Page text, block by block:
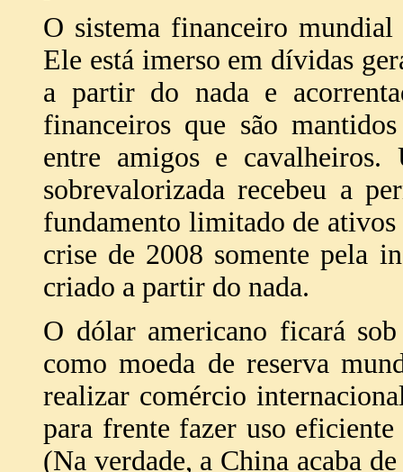
O sistema financeiro
Ele está imerso em dívidas
a partir do nada e
financeiros que são
entre amigos e cavalheiros.
sobrevalorizada recebeu a
fundamento limitado de
crise de 2008 somente pela
criado a partir do nada.
O dólar americano ficará sob
como moeda de reserva
realizar comércio
para frente fazer uso
(Na verdade, a China acaba